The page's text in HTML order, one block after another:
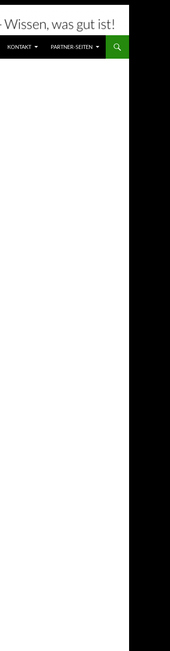
KONTAKT PARTNER-SEITEN